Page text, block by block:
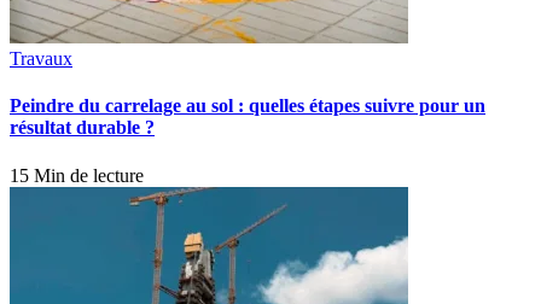
Travaux
Peindre du carrelage au sol : quelles étapes suivre pour un
résultat durable ?
15 Min de lecture